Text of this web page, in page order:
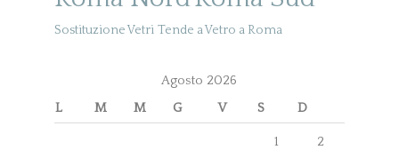
Sostituzione Vetri Tende a Vetro a Roma
Agosto 2026
L
M M G V S D
1 2